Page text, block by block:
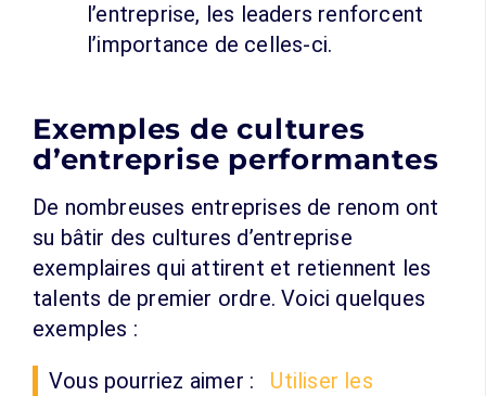
l’entreprise, les leaders renforcent
l’importance de celles-ci.
Exemples de cultures
d’entreprise performantes
De nombreuses entreprises de renom ont
su bâtir des cultures d’entreprise
exemplaires qui attirent et retiennent les
talents de premier ordre. Voici quelques
exemples :
Vous pourriez aimer :
Utiliser les